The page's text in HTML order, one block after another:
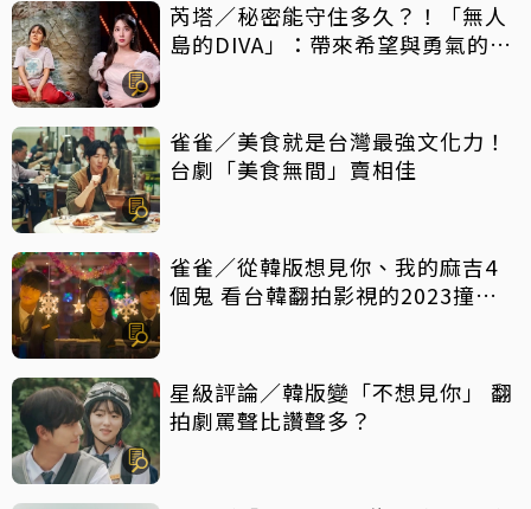
芮塔／秘密能守住多久？！「無人
島的DIVA」：帶來希望與勇氣的反
雀雀／美食就是台灣最強文化力！
台劇「美食無間」賣相佳
雀雀／從韓版想見你、我的麻吉4
個鬼 看台韓翻拍影視的2023撞擊
星級評論／韓版變「不想見你」 翻
拍劇罵聲比讚聲多？